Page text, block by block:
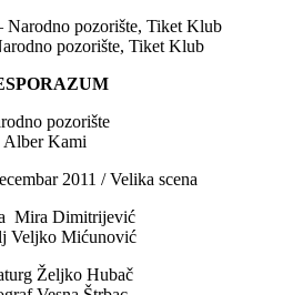
pozorište, Tiket Klub
pozorište
Alber Kami
2011 / Velika scena
Mira Dimitrijević
Veljko Mićunović
Željko Hubač